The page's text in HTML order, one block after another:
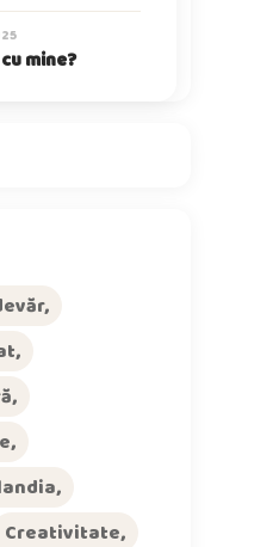
mine?
Creativitate